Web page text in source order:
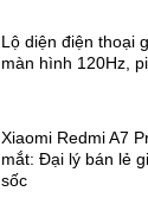
Lộ diện điện thoại
màn hình 120Hz,
Xiaomi Redmi A7
mắt: Đại lý bán lẻ
sốc